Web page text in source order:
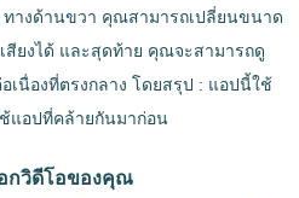
างด้านขวา คุณสามารถเปลี่ยนขนาด
สียงได้ และสุดท้าย คุณจะสามารถดู
เนื่องที่ตรงกลาง โดยสรุป : แอปนี้ใช้
แอปที่คล้ายกันมาก่อน
กวิดีโอของคุณ